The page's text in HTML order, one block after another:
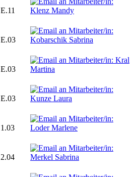
E.11
E.03
E.03
E.03
1.03
2.04